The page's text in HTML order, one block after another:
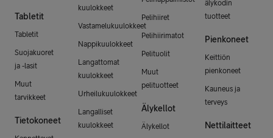
Tabletit
Tabletit
Suojakuoret
ja -lasit
Muut
tarvikkeet
Tietokoneet
kuulokkeet
Vastamelukuulokkeet
Nappikuulokkeet
Langattomat
kuulokkeet
Urheilukuulokkeet
Langalliset
kuulokkeet
Pelihiiret
Pelihiirimatot
Pelituolit
Muut
pelituotteet
Älykellot
Älykellot
älykodin
tuotteet
Pienkoneet
Keittiön
pienkoneet
Kauneus ja
terveys
Nettilaitteet